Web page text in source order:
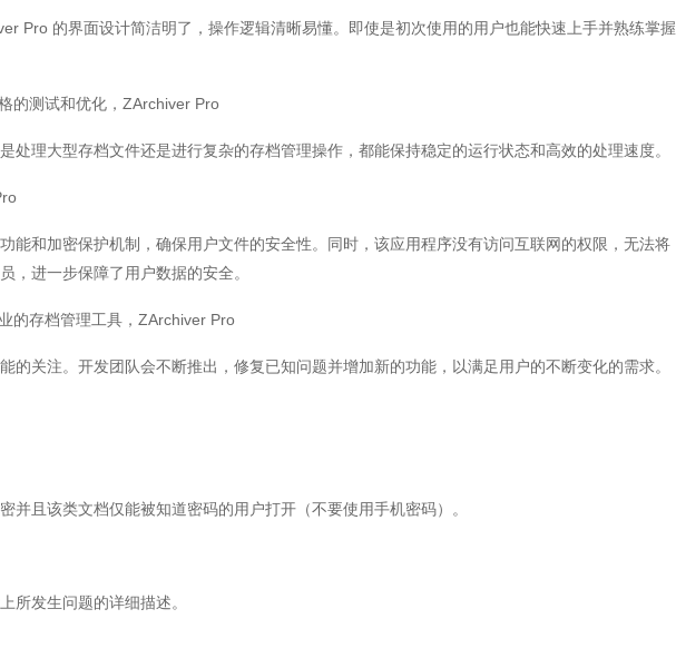
Pro 的界面设计简洁明了，操作逻辑清晰易懂。即使是初次使用的用户也能快速上手并熟练掌握
的测试和优化，ZArchiver Pro
处理大型存档文件还是进行复杂的存档管理操作，都能保持稳定的运行状态和高效的处理速度。
能和加密保护机制，确保用户文件的安全性。同时，该应用程序没有访问互联网的权限，无法将
，进一步保障了用户数据的安全。
的存档管理工具，ZArchiver Pro
的关注。开发团队会不断推出，修复已知问题并增加新的功能，以满足用户的不断变化的需求。
并且该类文档仅能被知道密码的用户打开（不要使用手机密码）。
所发生问题的详细描述。